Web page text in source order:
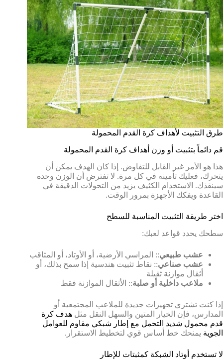
طرق التثبيت لأهداف كرة القدم المحمولة
قم دائماً بتثبيت أو وزن أهداف كرة القدم المحمولة
هذا هو الأمر غير القابل للتفاوض. إذا كان الهدف يمكن أن
يتحرك، فعليك تأمينه في كل مرة. لا تفترض أن الوزن وحده
سينقذك. الاستخدام الكثيف يزيد من التحولات الدقيقة في
القاعدة ويفكك الأجهزة بمرور الوقت.
اختر طريقة التثبيت المناسبة للسطح
سطحك يحدد قواعد لعبك:
عشب طبيعي:: المراسي الأرضية، أو الأوتاد، أو المثاقب
عشب صناعي:: نقاط تثبيت هندسية إذا سمح بذلك، أو
أثقال موازنة ثقيلة
ملاعب داخلية أو صلبة:: الأثقال الموازنة فقط
إذا كنت تشتري تجهيزات جديدة للملاعب المجتمعية أو
المدارس، فإن الخيار المتين والسهل النقل مثل هدف كرة
قدم محمول شديد التحمل مع إطار شبكي مقاوم للعوامل
الجوية يمنحك خط أساس قوي لتخطيط الاستقرار.
لا تستخدم أوتاد الشبكة كمثبتات للإطار